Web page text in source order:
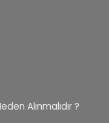
Alınmalıdır ?